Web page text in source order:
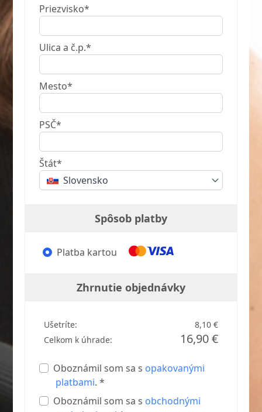
Priezvisko*
Ulica a č.p.*
Mesto*
PSČ*
Štát*
Slovensko
Spôsob platby
Platba kartou
Zhrnutie objednávky
Ušetríte:
8,10 €
Celkom k úhrade:
16,90 €
Oboznámil som sa s opakovanými
platbami. *
Oboznámil som sa s obchodnými